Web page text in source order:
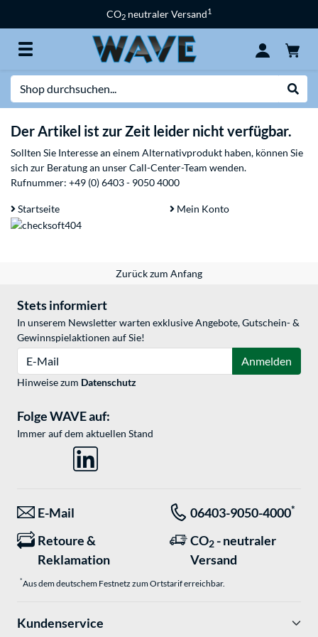
CO2 neutraler Versand1
Der Artikel ist zur Zeit leider nicht verfügbar.
Sollten Sie Interesse an einem Alternativprodukt haben, können Sie
sich zur Beratung an unser Call-Center-Team wenden.
Rufnummer: +49 (0) 6403 - 9050 4000
Startseite Mein Konto
Zurück zum Anfang
Stets informiert
In unserem Newsletter warten exklusive Angebote, Gutschein- &
Gewinnspielaktionen auf Sie!
Anmelden
Hinweise zum Datenschutz
Folge WAVE auf:
Immer auf dem aktuellen Stand
E-Mail 06403-9050-4000*
Retoure &
Reklamation
CO2 - neutraler
Versand
*Aus dem deutschem Festnetz zum Ortstarif erreichbar.
Kundenservice